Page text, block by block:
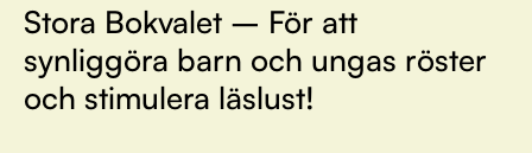
Stora Bokvalet – För att
synliggöra barn och ungas röster
och stimulera läslust!